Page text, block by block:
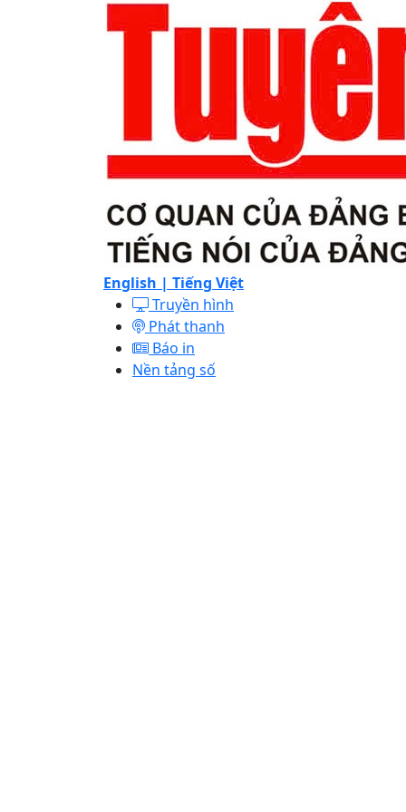
English | Tiếng Việt
Truyền hình
Phát thanh
Báo in
Nền tảng số